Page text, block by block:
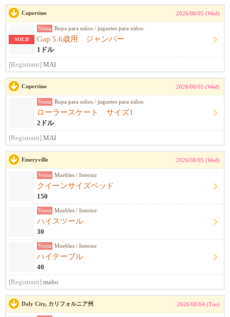
Cupertino 2026/08/05 (Wed)
SOLD
Venta Ropa para niños / juguetes para niños
Gap 5.6歳用 ジャンパー
1ドル
[Registrant] MAI
Cupertino 2026/08/05 (Wed)
Venta Ropa para niños / juguetes para niños
ローラースケート サイズ1
2ドル
[Registrant] MAI
Emeryville 2026/08/05 (Wed)
Venta Muebles / Interior
クイーンサイズベッド
150
Venta Muebles / Interior
ハイスツール
30
Venta Muebles / Interior
ハイテーブル
40
[Registrant] maho
Daly City, カリフォルニア州 2026/08/04 (Tue)